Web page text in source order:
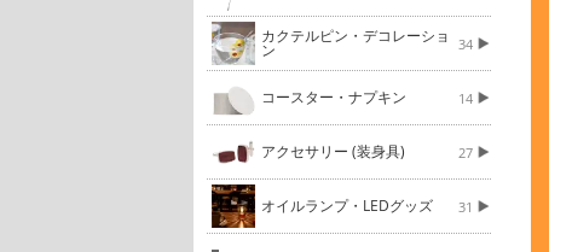
カクテルピン・デコレーショ
ン 34
コースター・ナプキン 14
アクセサリー (装身具) 27
オイルランプ・LEDグッズ 31